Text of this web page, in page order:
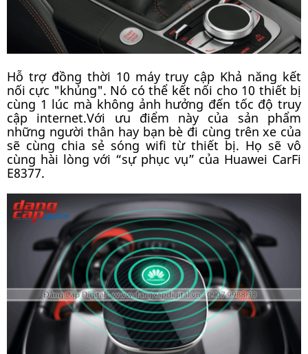
Hỗ trợ đồng thời 10 máy truy cập Khả năng kết
nối cực "khủng". Nó có thể kết nối cho 10 thiết bị
cùng 1 lúc mà không ảnh hưởng đến tốc độ truy
cập internet.Với ưu điểm này của sản phẩm
những người thân hay bạn bè đi cùng trên xe của
sẽ cùng chia sẻ sóng wifi từ thiết bị. Họ sẽ vô
cùng hài lòng với “sự phục vụ” của Huawei CarFi
E8377.